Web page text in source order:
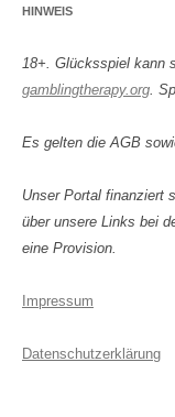
HINWEIS
18+. Glücksspiel kann
gamblingtherapy.org.
Es gelten die AGB
Unser Portal finanziert
über unsere Links bei
eine Provision.
Impressum
Datenschutzerklärung